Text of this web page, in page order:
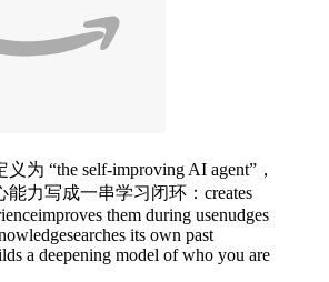
为 “the self-improving AI agent”，
力写成一串学习闭环：creates
them during usenudges
its own past
a deepening model of who you are